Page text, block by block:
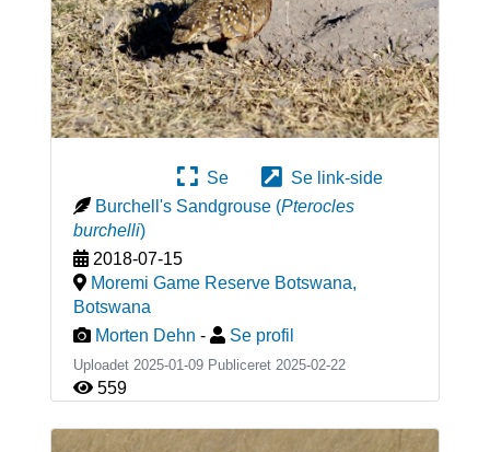
Se
Se link-side
Burchell's Sandgrouse (Pterocles
burchelli)
2018-07-15
Moremi Game Reserve Botswana,
Botswana
Morten Dehn - Se profil
Uploadet 2025-01-09 Publiceret 2025-02-22
559